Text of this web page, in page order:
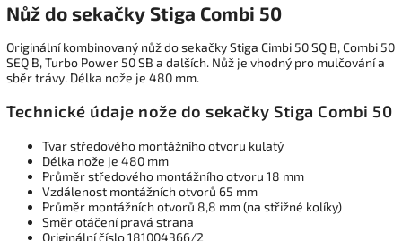
Nůž do sekačky Stiga Combi 50
Originální kombinovaný nůž do sekačky Stiga Cimbi 50 SQ B, Combi 50
SEQ B, Turbo Power 50 SB a dalších. Nůž je vhodný pro mulčování a
sběr trávy. Délka nože je 480 mm.
Technické údaje nože do sekačky Stiga Combi 50
Tvar středového montážního otvoru kulatý
Délka nože je 480 mm
Průměr středového montážního otvoru 18 mm
Vzdálenost montážních otvorů 65 mm
Průměr montážních otvorů 8,8 mm (na střižné kolíky)
Směr otáčení pravá strana
Originální číslo 181004366/2